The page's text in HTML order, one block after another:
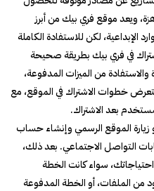
ويعد موقع فري بيك من أبرز
الإبداعية، لكن للاستفادة الكاملة
في فري بيك بطريقة صحيحة
من الميزات المدفوعة،
خطوات الاشتراك في الموقع، مع
بعد الاشتراك.
الموقع الرسمي وإنشاء حساب
التواصل الاجتماعي. بعد ذلك،
سواء كانت الخطة
من الملفات، أو الخطة المدفوعة